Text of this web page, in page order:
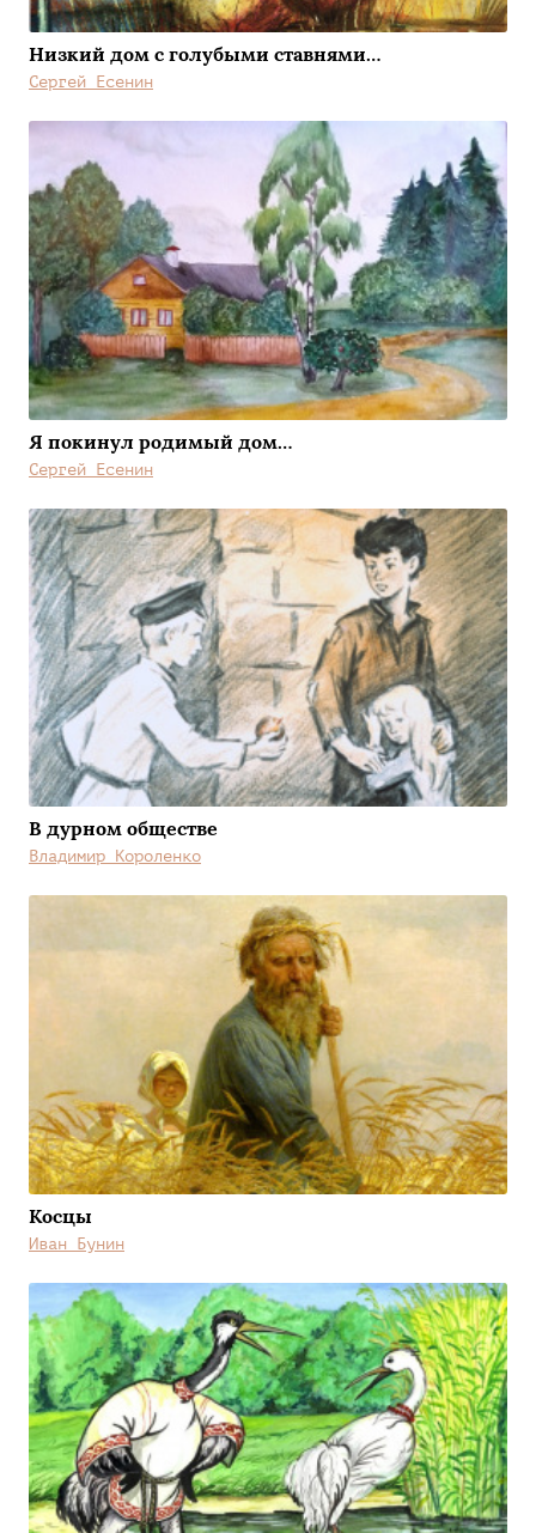
Низкий дом с голубыми ставнями…
Сергей Есенин
Я покинул родимый дом…
Сергей Есенин
В дурном обществе
Владимир Короленко
Косцы
Иван Бунин